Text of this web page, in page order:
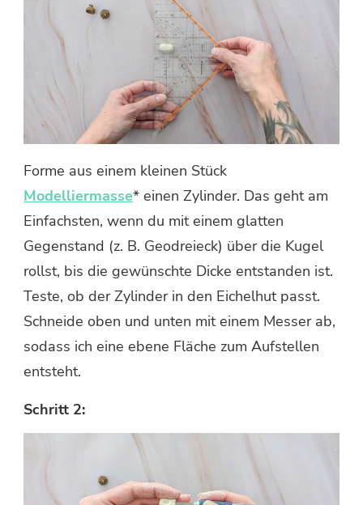
Forme aus einem kleinen Stück
Modelliermasse* einen Zylinder. Das geht am
Einfachsten, wenn du mit einem glatten
Gegenstand (z. B. Geodreieck) über die Kugel
rollst, bis die gewünschte Dicke entstanden ist.
Teste, ob der Zylinder in den Eichelhut passt.
Schneide oben und unten mit einem Messer ab,
sodass ich eine ebene Fläche zum Aufstellen
entsteht.
Schritt 2: